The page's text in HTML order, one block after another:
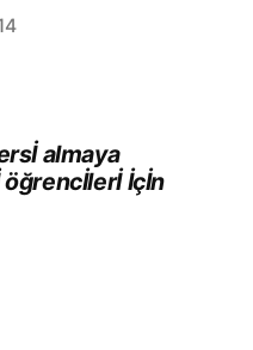
almaya
İçİn